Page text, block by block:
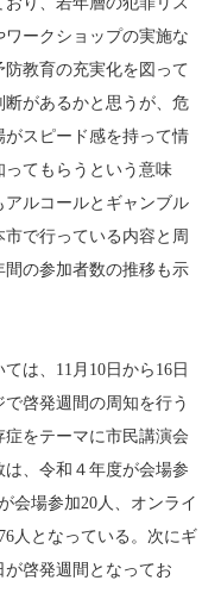
ークショップの実施な
教育の充実化を図って
があるかと思うが、危
スピード感を持って情
てもらうという意味
ルコールとギャンブル
で行っている内容と周
の参加者数の推移も示
は、11月10日から16日
啓発週間の周知を行う
をテーマに市民講演会
、令和４年度が会場参
会場参加20人、オンライ
人となっている。次にギ
が啓発週間となってお